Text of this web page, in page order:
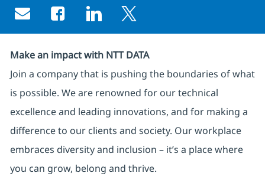
Share via email
Share via Facebook
Share via LinkedIn
Share via twitter
Make an impact with NTT DATA
Join a company that is pushing the boundaries of what
is possible. We are renowned for our technical
excellence and leading innovations, and for making a
difference to our clients and society. Our workplace
embraces diversity and inclusion – it’s a place where
you can grow, belong and thrive.